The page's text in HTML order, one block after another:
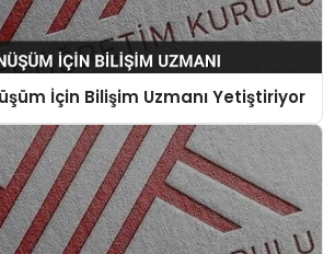
İçin Bilişim Uzmanı Yetiştiriyor